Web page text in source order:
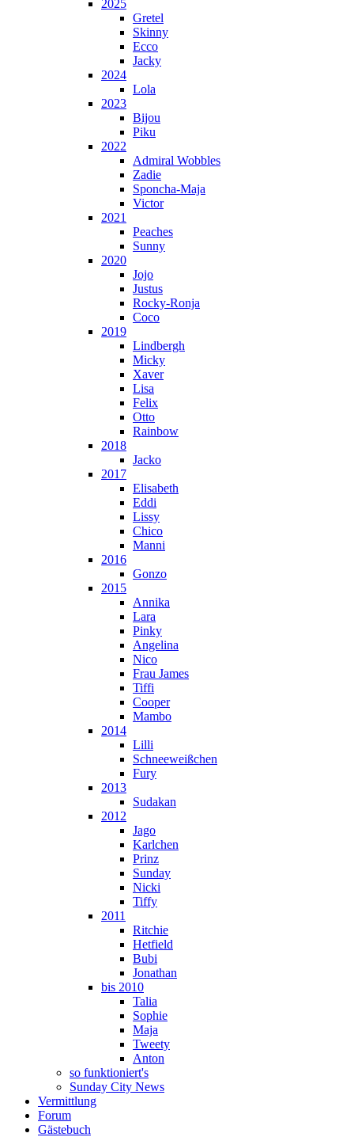
2025
Gretel
Skinny
Ecco
Jacky
2024
Lola
2023
Bijou
Piku
2022
Admiral Wobbles
Zadie
Sponcha-Maja
Victor
2021
Peaches
Sunny
2020
Jojo
Justus
Rocky-Ronja
Coco
2019
Lindbergh
Micky
Xaver
Lisa
Felix
Otto
Rainbow
2018
Jacko
2017
Elisabeth
Eddi
Lissy
Chico
Manni
2016
Gonzo
2015
Annika
Lara
Pinky
Angelina
Nico
Frau James
Tiffi
Cooper
Mambo
2014
Lilli
Schneeweißchen
Fury
2013
Sudakan
2012
Jago
Karlchen
Prinz
Sunday
Nicki
Tiffy
2011
Ritchie
Hetfield
Bubi
Jonathan
bis 2010
Talia
Sophie
Maja
Tweety
Anton
so funktioniert's
Sunday City News
Vermittlung
Forum
Gästebuch